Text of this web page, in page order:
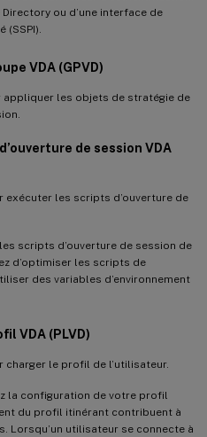
Directory ou d’une interface de
VDA (GPVD)
appliquer les objets de stratégie de
de session VDA
exécuter les scripts d’ouverture de
scripts d’ouverture de session de
d’optimiser les scripts de
des variables d’environnement
VDA (PLVD)
charger le profil de l’utilisateur.
la configuration de votre profil
du profil itinérant contribuent à
Lorsqu’un utilisateur se connecte à